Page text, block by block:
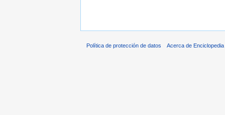
Política de protección de datos Acerca de